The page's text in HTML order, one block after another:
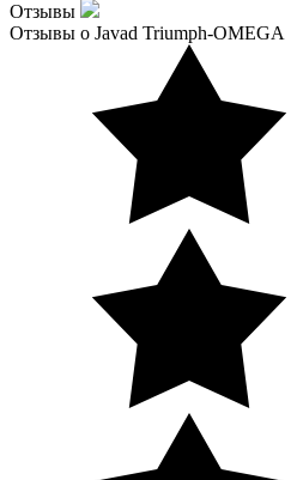
Отзывы
Отзывы о Javad Triumph-OMEGA